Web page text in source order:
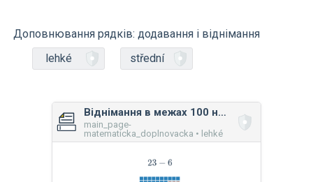
Доповнювання рядків: додавання і віднімання
lehké
střední
Віднімання в межах 100 на малюнках
main_page-
matematicka_doplnovacka • lehké